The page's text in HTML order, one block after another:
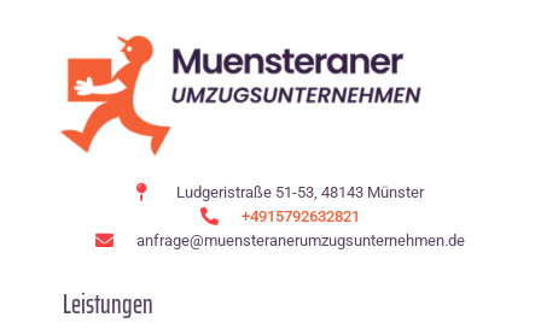
Ludgeristraße 51-53, 48143 Münster
+4915792632821
anfrage@muensteranerumzugsunternehmen.de
Leistungen